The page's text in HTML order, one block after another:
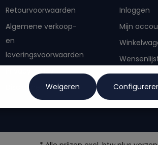
Retourvoorwaarden
Algemene verkoop-
en
leveringsvoorwaarden
Privacy policy
Disclaimer
Inloggen
Mijn
Weigeren